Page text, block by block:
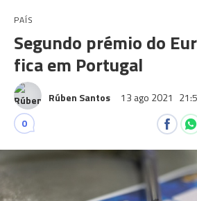
PAÍS
Segundo prémio do
fica em Portugal
Rúben Santos 13 ago 2021
0